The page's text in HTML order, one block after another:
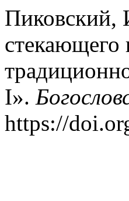
Пиковский,
I».
https://